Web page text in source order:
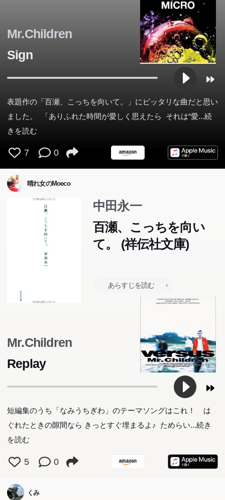
「人間レベル2」の僕は、教室の中でまるで薄暗い電球の
ような存在だった。野良猫のような目つきの美少女・百瀬
陽が、僕の彼女になるまでは―。しかしその裏には、僕に
ちは、最初から知らなければよかった...!」恋愛の持つ切
なさすべてが込められた、みずみずしい恋愛小説集。
Mr.Children
Sign
表題作の「百瀬、こっちを向いて。」にピッタリな曲だと思い
ました。 「ありふれた時間が愛しく思えたら それは“愛...続
きを読む
7 0
晴れ女のMoeco
中田永一
百瀬、こっちを向い
て。 (祥伝社文庫)
あらすじを読む
「人間レベル2」の僕は、教室の中でまるで薄暗い電球の
ような存在だった。野良猫のような目つきの美少女・百瀬
陽が、僕の彼女になるまでは―。しかしその裏には、僕に
ちは、最初から知らなければよかった...!」恋愛の持つ切
なさすべてが込められた、みずみずしい恋愛小説集。
Mr.Children
Replay
短編集のうち「なみうちぎわ」のテーマソングはこれ！ は
ぐれたときの隙間なら きっとすぐ埋まるよ♪ ためらい...続き
を読む
5 0
くみ
「人間レベル2」の僕は、教室の中でまるで薄暗い電球の
ような存在だった。野良猫のような目つきの美少女・百瀬
陽が、僕の彼女になるまでは―。しかしその裏には、僕に
ちは、最初から知らなければよかった...!」恋愛の持つ切
なさすべてが込められた、みずみずしい恋愛小説集。
「人間レベル2」の僕は、教室の中でまるで薄暗い電球の
ような存在だった。野良猫のような目つきの美少女・百瀬
陽が、僕の彼女になるまでは―。しかしその裏には、僕に
ちは、最初から知らなければよかった...!」恋愛の持つ切
なさすべてが込められた、みずみずしい恋愛小説集。